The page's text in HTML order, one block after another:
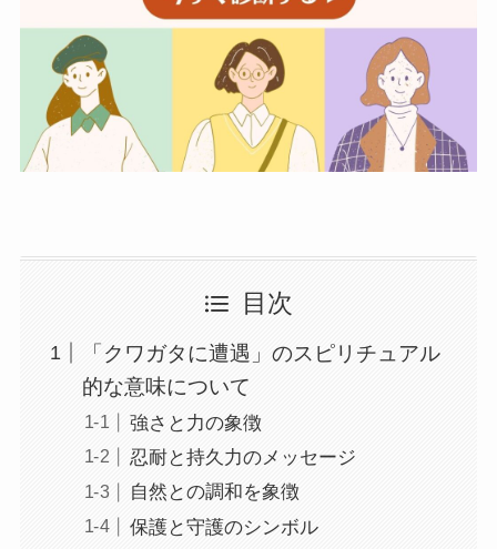
目次
「クワガタに遭遇」のスピリチュアル
的な意味について
強さと力の象徴
忍耐と持久力のメッセージ
自然との調和を象徴
保護と守護のシンボル